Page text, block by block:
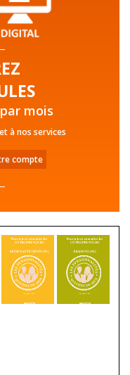
mois
à nos services
compte